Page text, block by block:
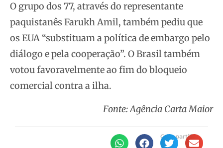
O grupo dos 77, através do representante
paquistanês Farukh Amil, também pediu que
os EUA “substituam a política de embargo pelo
diálogo e pela cooperação”. O Brasil também
votou favoravelmente ao fim do bloqueio
comercial contra a ilha.
Fonte: Agência Carta Maior
Compartilhe